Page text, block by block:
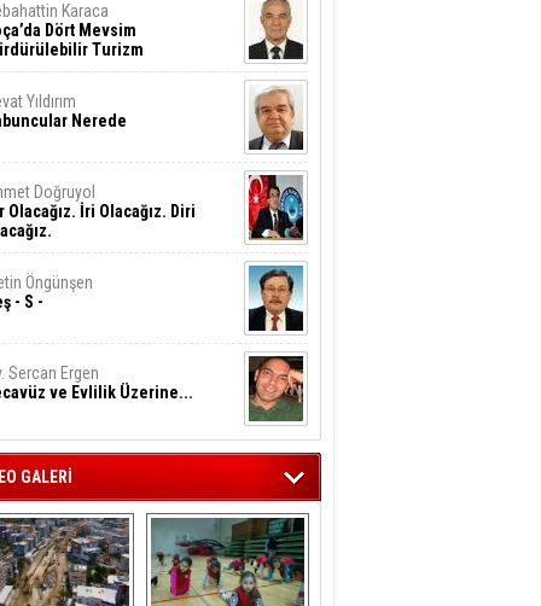
Karaca
Dört Mevsim
Turizm
Yıldırım
Nerede
Doğruyol
Olacağız. İri Olacağız. Diri
Öngünşen
- S -
Sercan Ergen
ve Evlilik Üzerine...
GALERİ